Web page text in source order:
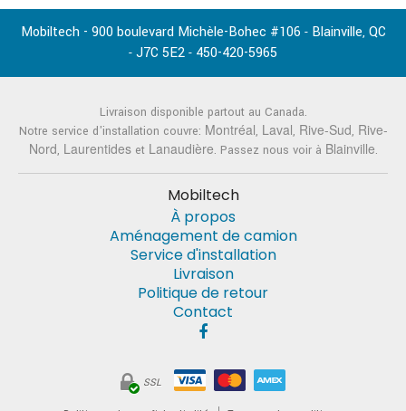
Mobiltech - 900 boulevard Michèle-Bohec #106 - Blainville, QC
- J7C 5E2 - 450-420-5965
Livraison disponible partout au Canada.
Notre service d'installation couvre: Montréal, Laval, Rive-Sud, Rive-
Nord, Laurentideset Lanaudière. Passez nous voir à Blainville.
Mobiltech
À propos
Aménagement de camion
Service d'installation
Livraison
Politique de retour
Contact
SSL